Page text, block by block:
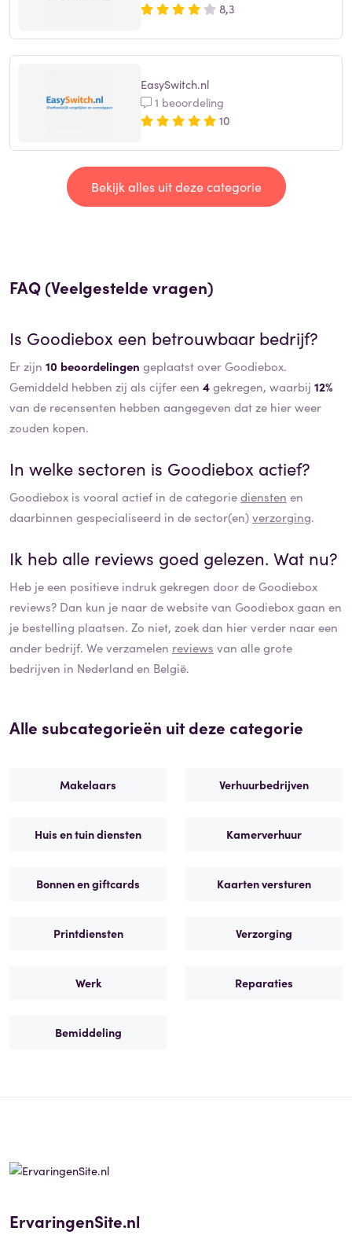
8,3
EasySwitch.nl
1 beoordeling
10
Bekijk alles uit deze categorie
FAQ (Veelgestelde vragen)
Is Goodiebox een betrouwbaar bedrijf?
Er zijn 10 beoordelingen geplaatst over Goodiebox.
Gemiddeld hebben zij als cijfer een 4gekregen, waarbij 12%
van de recensenten hebben aangegeven dat ze hier weer
zouden kopen.
In welke sectoren is Goodiebox actief?
Goodiebox is vooral actief in de categoriediensten en
daarbinnen gespecialiseerd in de sector(en)verzorging.
Ik heb alle reviews goed gelezen. Wat nu?
Heb je een positieve indruk gekregen door deGoodiebox
reviews? Dan kun je naar de website van Goodieboxgaan en
je bestelling plaatsen. Zo niet, zoek dan hier verder naar een
ander bedrijf. We verzamelen reviews van alle grote
bedrijven in Nederland en België.
Alle subcategorieën uit deze categorie
Makelaars Verhuurbedrijven
Huis en tuin diensten Kamerverhuur
Bonnen en giftcards Kaarten versturen
Printdiensten Verzorging
Werk Reparaties
Bemiddeling
ErvaringenSite.nl